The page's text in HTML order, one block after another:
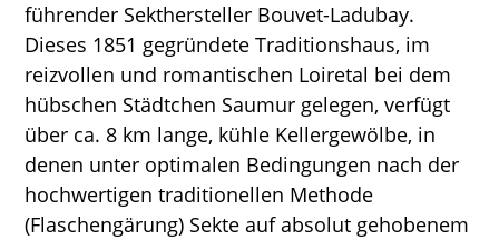
führender Sekthersteller Bouvet-Ladubay.
Dieses 1851 gegründete Traditionshaus, im
reizvollen und romantischen Loiretal bei dem
hübschen Städtchen Saumur gelegen, verfügt
über ca. 8 km lange, kühle Kellergewölbe, in
denen unter optimalen Bedingungen nach der
hochwertigen traditionellen Methode
(Flaschengärung) Sekte auf absolut gehobenem